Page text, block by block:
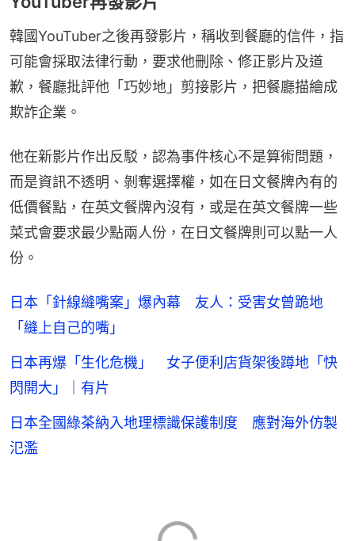
韓國YouTuber之後再發影片，稱收到餐廳的信件，指
可能會採取法律行動，要求他刪除、修正影片及道
歉，餐廳批評他「巧妙地」剪接影片，把餐廳描繪成
欺詐企業。
他在新影片作出反駁，認為事件核心不是算術問題，
而是資訊不透明、剝奪選擇權，如在日文餐牌內有的
低價餐點，在英文餐牌內沒有，或是在英文餐牌一些
菜式會要求最少點兩人份，在日文餐牌則可以點一人
份。
日本「針線縫嘴案」爆內幕 友人：受害女曾跪地
「縫上自己的嘴」
日本再爆「生化危機」 女子便利店貨架後蹲地「快
閃開大」｜有片
日本全國綠茶納入地理標識保護制度 應對海外仿製
氾濫